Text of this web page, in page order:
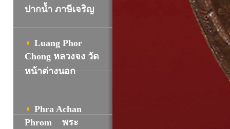
ปากน้ำ ภาษีเจริญ
Luang Phor
Chong หลวงจง วัด
หน้าต่างนอก
Phra Achan
Phrom พระ